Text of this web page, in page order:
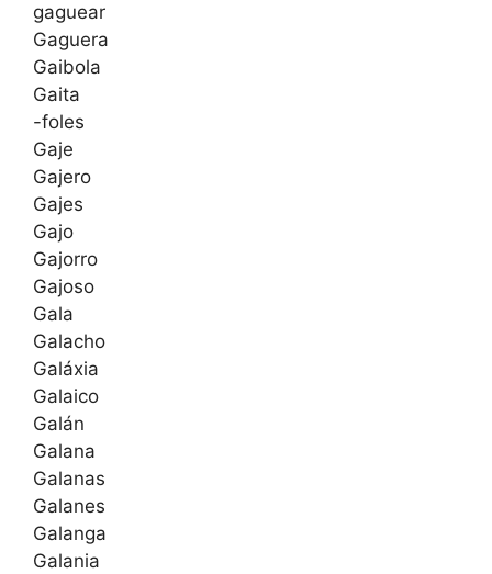
gaguear
Gaguera
Gaibola
Gaita
-foles
Gaje
Gajero
Gajes
Gajo
Gajorro
Gajoso
Gala
Galacho
Galáxia
Galaico
Galán
Galana
Galanas
Galanes
Galanga
Galania